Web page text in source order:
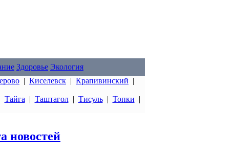
Здоровье Экология
| Киселевск | Крапивинский |
Тайга | Таштагол| Тисуль| Топки |
новостей